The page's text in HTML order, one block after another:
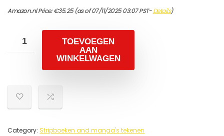
Amazon.nl Price:€35.25(as of 07/11/2025 03:07 PST-Details)
TOEVOEGEN
AAN
WINKELWAGEN
Category: Stripboeken and manga's tekenen